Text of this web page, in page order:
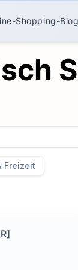
Shopping-Blog
Freizeit